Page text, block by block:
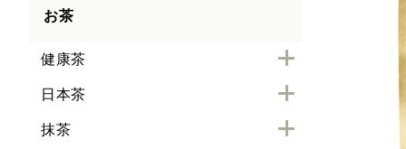
お茶
健康茶
日本茶
抹茶